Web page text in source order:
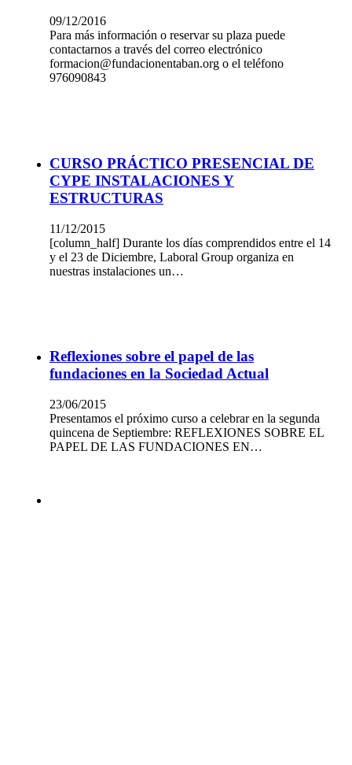
09/12/2016
Para más información o reservar su plaza puede
contactarnos a través del correo electrónico
formacion@fundacionentaban.org o el teléfono
976090843
CURSO PRÁCTICO PRESENCIAL DE
CYPE INSTALACIONES Y
ESTRUCTURAS
11/12/2015
[column_half] Durante los días comprendidos entre el 14
y el 23 de Diciembre, Laboral Group organiza en
nuestras instalaciones un…
Reflexiones sobre el papel de las
fundaciones en la Sociedad Actual
23/06/2015
Presentamos el próximo curso a celebrar en la segunda
quincena de Septiembre: REFLEXIONES SOBRE EL
PAPEL DE LAS FUNDACIONES EN…